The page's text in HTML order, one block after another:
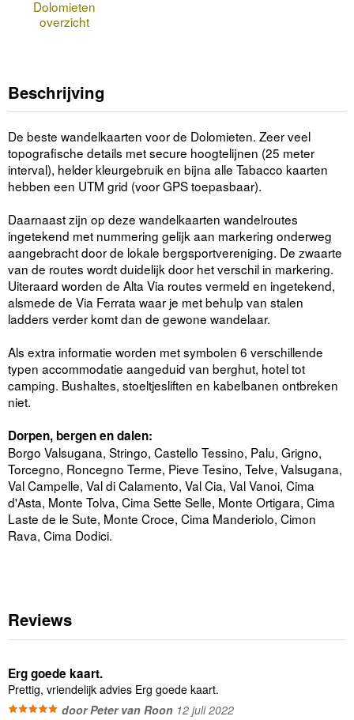
Dolomieten
overzicht
Beschrijving
De beste wandelkaarten voor de Dolomieten. Zeer veel
topografische details met secure hoogtelijnen (25 meter
interval), helder kleurgebruik en bijna alle Tabacco kaarten
hebben een UTM grid (voor GPS toepasbaar).
Daarnaast zijn op deze wandelkaarten wandelroutes
ingetekend met nummering gelijk aan markering onderweg
aangebracht door de lokale bergsportvereniging. De zwaarte
van de routes wordt duidelijk door het verschil in markering.
Uiteraard worden de Alta Via routes vermeld en ingetekend,
alsmede de Via Ferrata waar je met behulp van stalen
ladders verder komt dan de gewone wandelaar.
Als extra informatie worden met symbolen 6 verschillende
typen accommodatie aangeduid van berghut, hotel tot
camping. Bushaltes, stoeltjesliften en kabelbanen ontbreken
niet.
Dorpen, bergen en dalen:
Borgo Valsugana, Stringo, Castello Tessino, Palu, Grigno,
Torcegno, Roncegno Terme, Pieve Tesino, Telve, Valsugana,
Val Campelle, Val di Calamento, Val Cia, Val Vanoi, Cima
d'Asta, Monte Tolva, Cima Sette Selle, Monte Ortigara, Cima
Laste de le Sute, Monte Croce, Cima Manderiolo, Cimon
Rava, Cima Dodici.
Reviews
Erg goede kaart.
Prettig, vriendelijk advies Erg goede kaart.
door Peter van Roon 12 juli 2022